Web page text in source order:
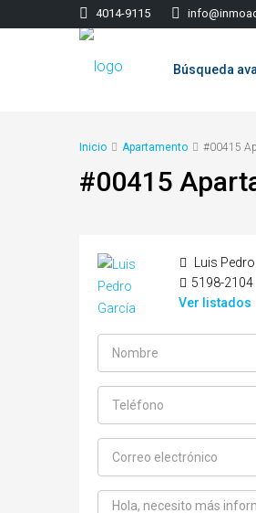
‭4014-9115‬
Búsqueda
Inicio Apartamento #00415
#00415
Luis
5198-2104
Ver listados